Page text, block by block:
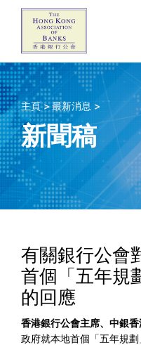
主頁 >最新消息 >
新聞稿
有關銀行公會
首個「五年規
的回應
香港銀行公會主席、中銀
政府就本地首個「五年規